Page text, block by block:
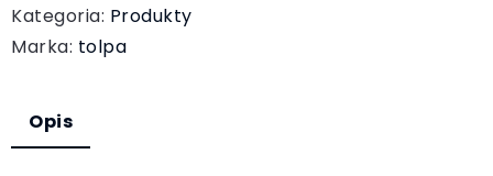
Kategoria: Produkty
Marka: tolpa
Opis